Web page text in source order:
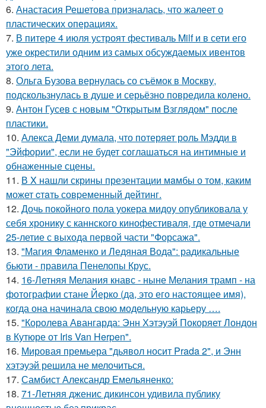
6. Анастасия Решетова призналась, что жалеет о
пластических операциях.
7. В питере 4 июля устроят фестиваль Milf и в сети его
уже окрестили одним из самых обсуждаемых ивентов
этого лета.
8. Ольга Бузова вернулась со съёмок в Москву,
подскользнулась в душе и серьёзно повредила колено.
9. Антон Гусев с новым "Открытым Взглядом" после
пластики.
10. Алекса Деми думала, что потеряет роль Мэдди в
"Эйфории", если не будет соглашаться на интимные и
обнаженные сцены.
11. В X нашли скрины презентации мaмбы о том, каким
может cтaть совpеменный дейтинг.
12. Дочь покойного пола уокера мидоу опубликовала у
себя хронику с каннского кинофестиваля, где отмечали
25-летие с выхода первой части "Форсажа".
13. "Магия Фламенко и Ледяная Вода": радикальные
бьюти - правила Пенелопы Крус.
14. 16-Летняя Мелания кнавс - ныне Мелания трамп - на
фотографии стане Йерко (да, это его настоящее имя),
когда она начинала свою модельную карьеру ….
15. "Королева Авангарда: Энн Хэтэуэй Покоряет Лондон
в Кутюре от Iris Van Herpen".
16. Мировая премьера "дьявол носит Prada 2", и Энн
хэтэуэй решила не мелочиться.
17. Самбист Александр Емельяненко:
18. 71-Летняя дженис дикинсон удивила публику